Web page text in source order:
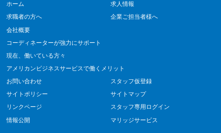
ホーム
求人情報
求職者の方へ
企業ご担当者様へ
会社概要
コーディネーターが強力にサポート
現在、働いている方々
アメリカンビジネスサービスで働くメリット
お問い合わせ
スタッフ仮登録
サイトポリシー
サイトマップ
リンクページ
スタッフ専用ログイン
情報公開
マリッジサービス